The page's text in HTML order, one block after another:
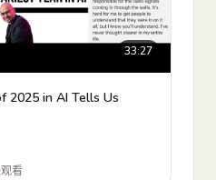
33:27
2025 in AI Tells Us
看